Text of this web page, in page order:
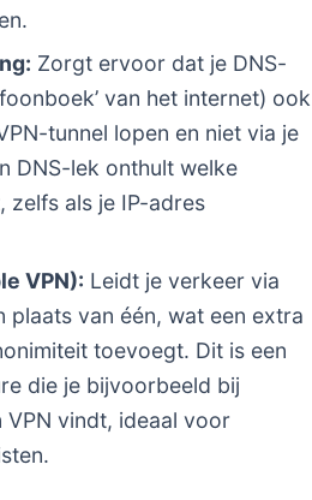
Zorgt ervoor dat je DNS-
van het internet) ook
tunnel lopen en niet via je
DNS-lek onthult welke
zelfs als je IP-adres
VPN): Leidt je verkeer via
plaats van één, wat een extra
toevoegt. Dit is een
die je bijvoorbeeld bij
VPN vindt, ideaal voor